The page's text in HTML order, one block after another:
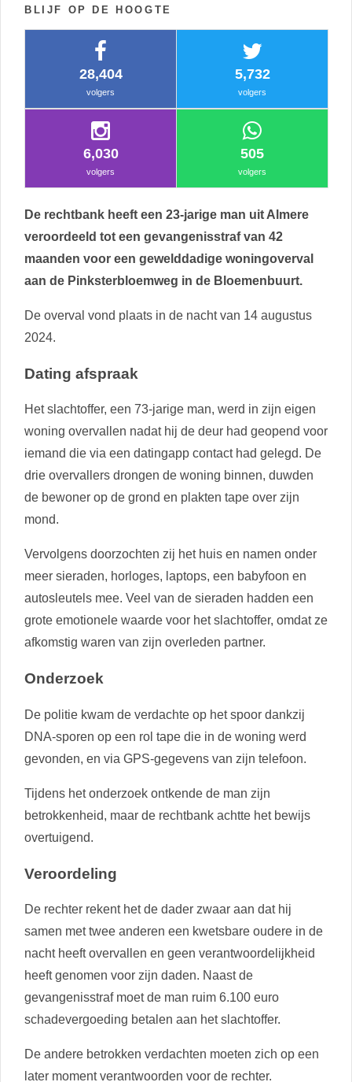
BLIJF OP DE HOOGTE
28,404
volgers
5,732
volgers
6,030
volgers
505
volgers
De rechtbank heeft een 23-jarige man uit Almere
veroordeeld tot een gevangenisstraf van 42
maanden voor een gewelddadige woningoverval
aan de Pinksterbloemweg in de Bloemenbuurt.
De overval vond plaats in de nacht van 14 augustus
2024.
Dating afspraak
Het slachtoffer, een 73-jarige man, werd in zijn eigen
woning overvallen nadat hij de deur had geopend voor
iemand die via een datingapp contact had gelegd. De
drie overvallers drongen de woning binnen, duwden
de bewoner op de grond en plakten tape over zijn
mond.
Vervolgens doorzochten zij het huis en namen onder
meer sieraden, horloges, laptops, een babyfoon en
autosleutels mee. Veel van de sieraden hadden een
grote emotionele waarde voor het slachtoffer, omdat ze
afkomstig waren van zijn overleden partner.
Onderzoek
De politie kwam de verdachte op het spoor dankzij
DNA-sporen op een rol tape die in de woning werd
gevonden, en via GPS-gegevens van zijn telefoon.
Tijdens het onderzoek ontkende de man zijn
betrokkenheid, maar de rechtbank achtte het bewijs
overtuigend.
Veroordeling
De rechter rekent het de dader zwaar aan dat hij
samen met twee anderen een kwetsbare oudere in de
nacht heeft overvallen en geen verantwoordelijkheid
heeft genomen voor zijn daden. Naast de
gevangenisstraf moet de man ruim 6.100 euro
schadevergoeding betalen aan het slachtoffer.
De andere betrokken verdachten moeten zich op een
later moment verantwoorden voor de rechter.